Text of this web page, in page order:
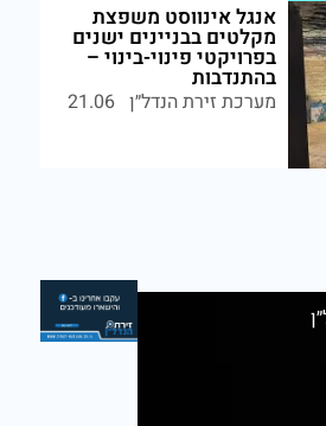
אנגל אינווסט משפצת
מקלטים בבניינים ישנים
בפרויקטי פינוי-בינוי –
בהתנדבות
מערכת זירת הנדל״ן 21.06